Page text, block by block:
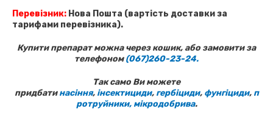
Перевізник: Нова Пошта (вартість доставки за
тарифами перевізника).
Купити препарат можна через кошик, або замовити за
телефоном(067)260-23-24.
Так само Ви можете
придбатинасіння,інсектициди, гербіциди, фунгіциди, п
ротруйники, мікродобрива.